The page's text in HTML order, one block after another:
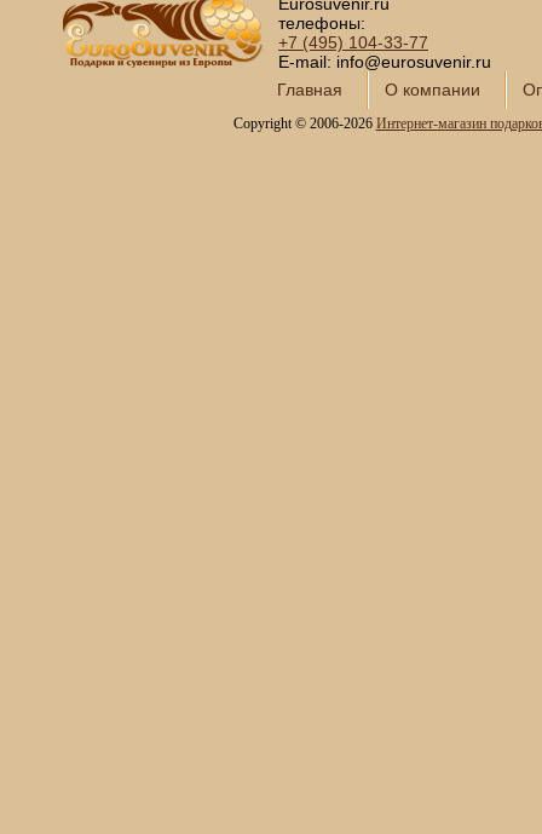
телефоны:
+7 (495) 104-33-77
E-mail: info@eurosuvenir.ru
Главная
О компании
Copyright © 2006-2026 Интернет-магазин